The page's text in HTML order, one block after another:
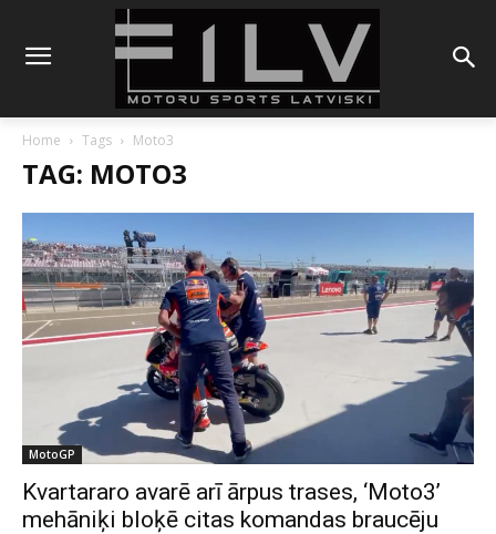
Home Tags Moto3
TAG: MOTO3
MotoGP
Kvartararo avarē arī ārpus trases, ‘Moto3’
mehāniķi bloķē citas komandas braucēju